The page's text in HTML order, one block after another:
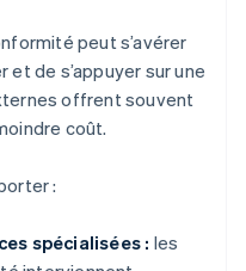
peut s’avérer
de s’appuyer sur une
offrent souvent
coût.
:
spécialisées : les